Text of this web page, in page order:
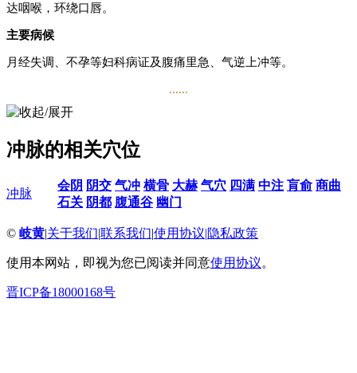
达咽喉，环绕口唇。
主要病候
月经失调、不孕等妇科病证及腹痛里急、气逆上冲等。
......
冲脉的相关穴位
冲脉
会阴 阴交 气冲 横骨 大赫 气穴 四满 中注 肓俞 商曲
石关 阴都 腹通谷 幽门
© 岐黄|关于我们|联系我们|使用协议|隐私政策
使用本网站，即视为您已阅读并同意使用协议。
晋ICP备18000168号